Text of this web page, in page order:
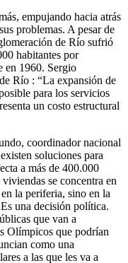
empujando hacia atrás
problemas. A pesar de
de Río sufrió
habitantes por
en 1960. Sergio
Río : “La expansión de
para los servicios
un costo estructural
coordinador nacional
soluciones para
a más de 400.000
se concentra en
la periferia, sino en la
una decisión política.
que van a
Olímpicos que podrían
como una
a las que les va a